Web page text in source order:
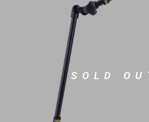
キーボード
管楽器
SOLD